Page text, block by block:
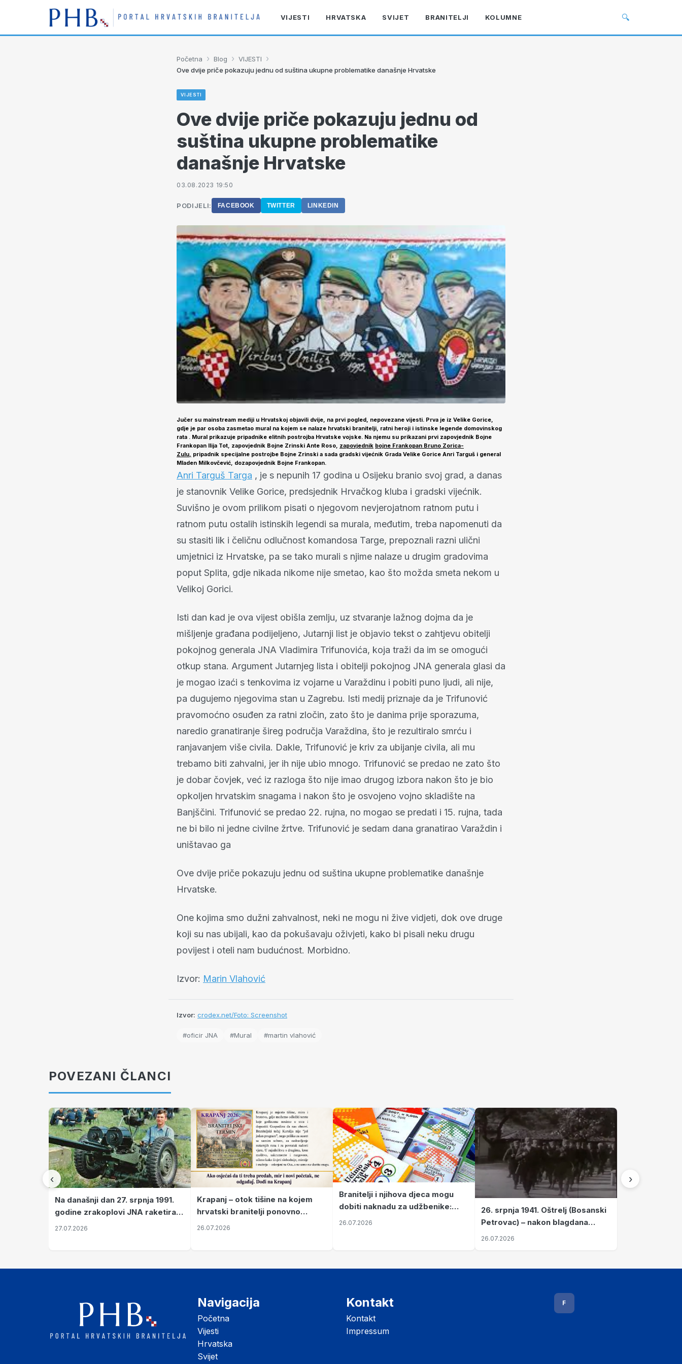
VIJESTI HRVATSKA SVIJET BRANITELJI KOLUMNE 🔍
Početna › Blog › VIJESTI ›
Ove dvije priče pokazuju jednu od suština ukupne problematike današnje Hrvatske
VIJESTI
Ove dvije priče pokazuju jednu od
suština ukupne problematike
današnje Hrvatske
03.08.2023 19:50
PODIJELI: FACEBOOK TWITTER LINKEDIN
Jučer su mainstream mediji u Hrvatskoj objavili dvije, na prvi pogled, nepovezane vijesti. Prva je iz Velike Gorice,
gdje je par osoba zasmetao mural na kojem se nalaze hrvatski branitelji, ratni heroji i istinske legende domovinskog
rata . Mural prikazuje pripadnike elitnih postrojba Hrvatske vojske. Na njemu su prikazani prvi zapovjednik Bojne
Frankopan Ilija Tot, zapovjednik Bojne Zrinski Ante Roso, zapovjednik bojne Frankopan Bruno Zorica-
Zulu,
pripadnik specijalne postrojbe Bojne Zrinski a sada gradski vijećnik Grada Velike Gorice Anri Targuš i general
Mladen Milkovčević, dozapovjednik Bojne Frankopan.
Anri Targuš Targa , je s nepunih 17 godina u Osijeku branio svoj grad, a danas
je stanovnik Velike Gorice, predsjednik Hrvačkog kluba i gradski vijećnik.
Suvišno je ovom prilikom pisati o njegovom nevjerojatnom ratnom putu i
ratnom putu ostalih istinskih legendi sa murala, međutim, treba napomenuti da
su stasiti lik i čeličnu odlučnost komandosa Targe, prepoznali razni ulični
umjetnici iz Hrvatske, pa se tako murali s njime nalaze u drugim gradovima
poput Splita, gdje nikada nikome nije smetao, kao što možda smeta nekom u
Velikoj Gorici.
Isti dan kad je ova vijest obišla zemlju, uz stvaranje lažnog dojma da je
mišljenje građana podijeljeno, Jutarnji list je objavio tekst o zahtjevu obitelji
pokojnog generala JNA Vladimira Trifunovića, koja traži da im se omogući
otkup stana. Argument Jutarnjeg lista i obitelji pokojnog JNA generala glasi da
je mogao izaći s tenkovima iz vojarne u Varaždinu i pobiti puno ljudi, ali nije,
pa dugujemo njegovima stan u Zagrebu. Isti medij priznaje da je Trifunović
pravomoćno osuđen za ratni zločin, zato što je danima prije sporazuma,
naredio granatiranje šireg područja Varaždina, što je rezultiralo smrću i
ranjavanjem više civila. Dakle, Trifunović je kriv za ubijanje civila, ali mu
trebamo biti zahvalni, jer ih nije ubio mnogo. Trifunović se predao ne zato što
je dobar čovjek, već iz razloga što nije imao drugog izbora nakon što je bio
opkoljen hrvatskim snagama i nakon što je osvojeno vojno skladište na
Banjščini. Trifunović se predao 22. rujna, no mogao se predati i 15. rujna, tada
ne bi bilo ni jedne civilne žrtve. Trifunović je sedam dana granatirao Varaždin i
uništavao ga
Ove dvije priče pokazuju jednu od suština ukupne problematike današnje
Hrvatske.
One kojima smo dužni zahvalnost, neki ne mogu ni žive vidjeti, dok ove druge
koji su nas ubijali, kao da pokušavaju oživjeti, kako bi pisali neku drugu
povijest i oteli nam budućnost. Morbidno.
Izvor: Marin Vlahović
Izvor: crodex.net/Foto: Screenshot
#oficir JNA #Mural #martin vlahović
POVEZANI ČLANCI
‹
Na današnji dan 27. srpnja 1991.
godine zrakoplovi JNA raketirali
su vojarnu i obučni centar "Nikola
27.07.2026
Krapanj – otok tišine na kojem
hrvatski branitelji ponovno
pronalaze mir
26.07.2026
Branitelji i njihova djeca mogu
dobiti naknadu za udžbenike:
zahtjevi se podnose do 31.
26.07.2026
26. srpnja 1941. Oštrelj (Bosanski
Petrovac) – nakon blagdana
Svete Ane izvršen napad srpskih
26.07.2026
›
Navigacija
Početna
Vijesti
Hrvatska
Svijet
Kontakt
Kontakt
Impressum
F